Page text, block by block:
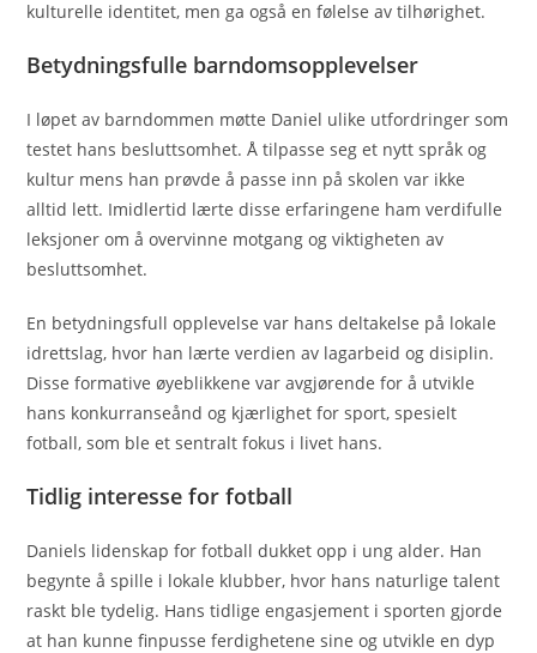
kulturelle identitet, men ga også en følelse av tilhørighet.
Betydningsfulle barndomsopplevelser
I løpet av barndommen møtte Daniel ulike utfordringer som
testet hans besluttsomhet. Å tilpasse seg et nytt språk og
kultur mens han prøvde å passe inn på skolen var ikke
alltid lett. Imidlertid lærte disse erfaringene ham verdifulle
leksjoner om å overvinne motgang og viktigheten av
besluttsomhet.
En betydningsfull opplevelse var hans deltakelse på lokale
idrettslag, hvor han lærte verdien av lagarbeid og disiplin.
Disse formative øyeblikkene var avgjørende for å utvikle
hans konkurranseånd og kjærlighet for sport, spesielt
fotball, som ble et sentralt fokus i livet hans.
Tidlig interesse for fotball
Daniels lidenskap for fotball dukket opp i ung alder. Han
begynte å spille i lokale klubber, hvor hans naturlige talent
raskt ble tydelig. Hans tidlige engasjement i sporten gjorde
at han kunne finpusse ferdighetene sine og utvikle en dyp